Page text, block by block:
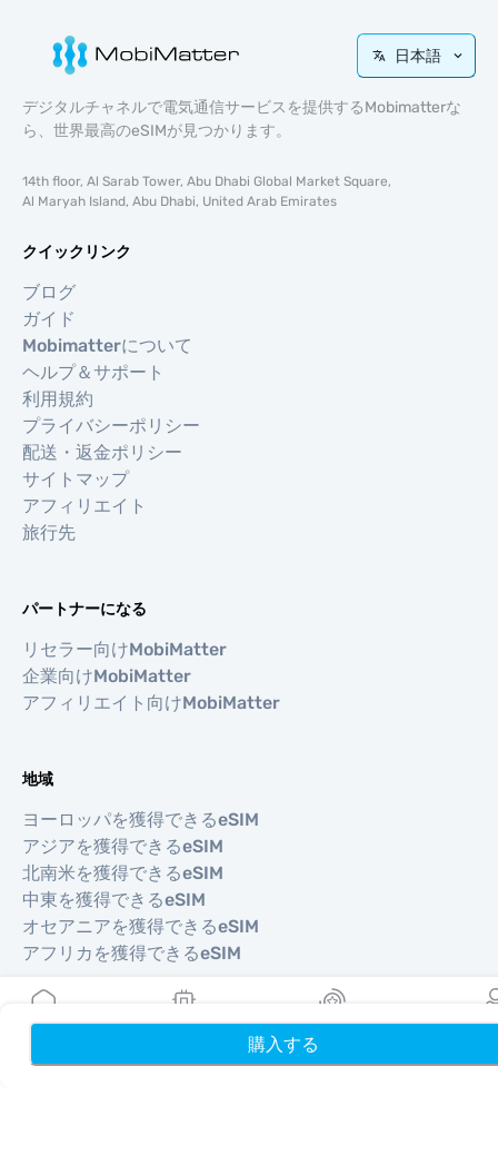
購入する
日本語
デジタルチャネルで電気通信サービスを提供するMobimatterな
ら、世界最高のeSIMが見つかります。
14th floor, Al Sarab Tower, Abu Dhabi Global Market Square,
Al Maryah Island, Abu Dhabi, United Arab Emirates
クイックリンク
ブログ
ガイド
Mobimatterについて
ヘルプ＆サポート
利用規約
プライバシーポリシー
配送・返金ポリシー
サイトマップ
アフィリエイト
旅行先
パートナーになる
リセラー向けMobiMatter
企業向けMobiMatter
アフィリエイト向けMobiMatter
地域
ヨーロッパを獲得できるeSIM
アジアを獲得できるeSIM
北南米を獲得できるeSIM
中東を獲得できるeSIM
オセアニアを獲得できるeSIM
アフリカを獲得できるeSIM
国
米国を獲得できるeSIM
リワード